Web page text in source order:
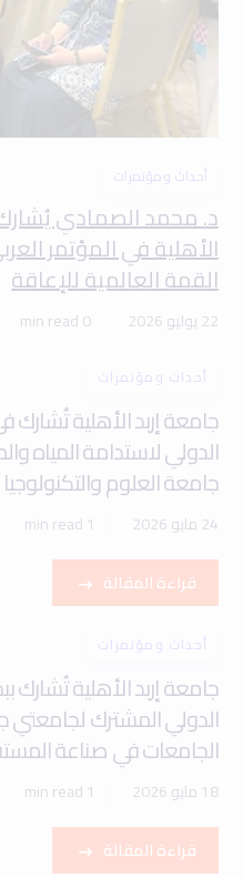
أحداث ومؤتمرات
د. محمد الصمادي
الأهلية في المؤتمر
القمة العالمية للإعاقة
22 يوليو 2026 0 min read
أحداث ومؤتمرات
جامعة إربد الأهلية تُشارك
الدولي لاستدامة المياه
جامعة العلوم والتكنولوجيا
24 مايو 2026 1 min read
قراءة المقالة
أحداث ومؤتمرات
جامعة إربد الأهلية
الدولي المشترك
الجامعات في صناعة
18 مايو 2026 1 min read
قراءة المقالة